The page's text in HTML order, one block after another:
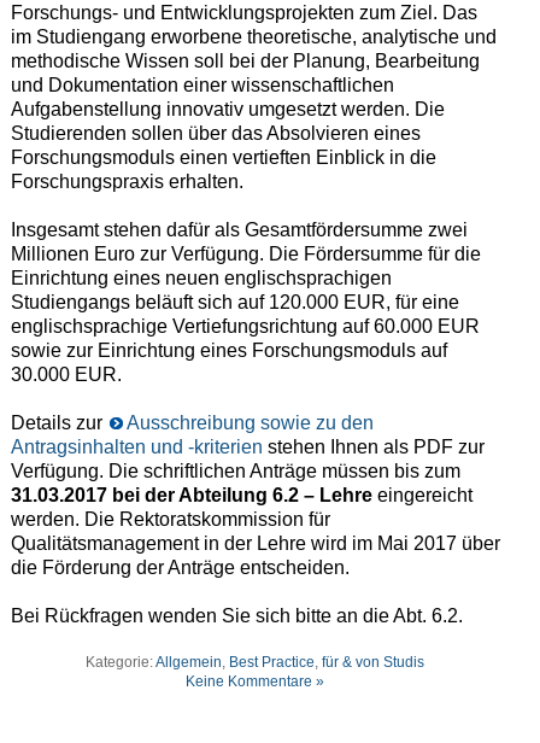
Forschungs- und Entwicklungsprojekten zum Ziel. Das
im Studiengang erworbene theoretische, analytische und
methodische Wissen soll bei der Planung, Bearbeitung
und Dokumentation einer wissenschaftlichen
Aufgabenstellung innovativ umgesetzt werden. Die
Studierenden sollen über das Absolvieren eines
Forschungsmoduls einen vertieften Einblick in die
Forschungspraxis erhalten.
Insgesamt stehen dafür als Gesamtfördersumme zwei
Millionen Euro zur Verfügung. Die Fördersumme für die
Einrichtung eines neuen englischsprachigen
Studiengangs beläuft sich auf 120.000 EUR, für eine
englischsprachige Vertiefungsrichtung auf 60.000 EUR
sowie zur Einrichtung eines Forschungsmoduls auf
30.000 EUR.
Details zur
Ausschreibung sowie zu den
Antragsinhalten und -kriterien stehen Ihnen als PDF zur
Verfügung. Die schriftlichen Anträge müssen bis zum
31.03.2017 bei der Abteilung 6.2 – Lehreeingereicht
werden. Die Rektoratskommission für
Qualitätsmanagement in der Lehre wird im Mai 2017 über
die Förderung der Anträge entscheiden.
Bei Rückfragen wenden Sie sich bitte an die Abt. 6.2.
Kategorie:Allgemein Best Practice ,für & von Studis
Keine Kommentare »